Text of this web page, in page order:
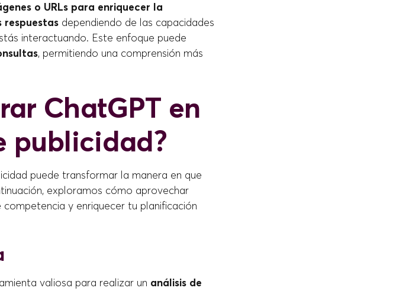
o URLs para enriquecer la
respuestas dependiendo de las capacidades
interactuando. Este enfoque puede
, permitiendo una comprensión más
ChatGPT en
publicidad?
puede transformar la manera en que
exploramos cómo aprovechar
y enriquecer tu planificación
valiosa para realizar un análisis de